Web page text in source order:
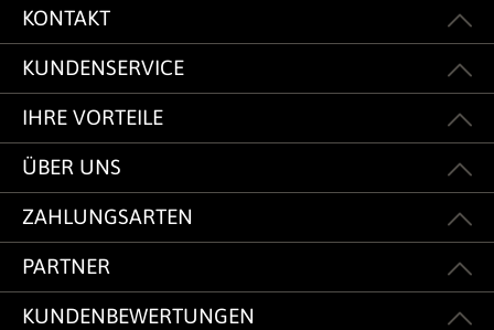
KONTAKT
KUNDENSERVICE
IHRE VORTEILE
ÜBER UNS
ZAHLUNGSARTEN
PARTNER
KUNDENBEWERTUNGEN